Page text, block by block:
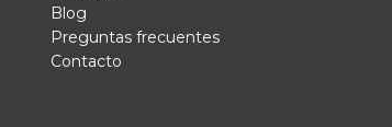
Blog
Preguntas frecuentes
Contacto